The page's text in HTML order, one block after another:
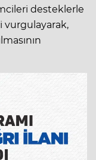
desteklerle
vurgulayarak,